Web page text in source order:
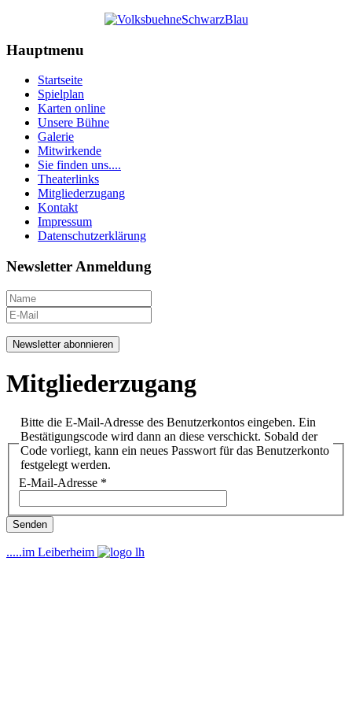
Hauptmenu
Startseite
Spielplan
Karten online
Unsere Bühne
Galerie
Mitwirkende
Sie finden uns....
Theaterlinks
Mitgliederzugang
Kontakt
Impressum
Datenschutzerklärung
Newsletter Anmeldung
Newsletter abonnieren
Mitgliederzugang
Bitte die E-Mail-Adresse des Benutzerkontos eingeben. Ein
Bestätigungscode wird dann an diese verschickt. Sobald der
Code vorliegt, kann ein neues Passwort für das Benutzerkonto
festgelegt werden.
E-Mail-Adresse *
Senden
.....im Leiberheim